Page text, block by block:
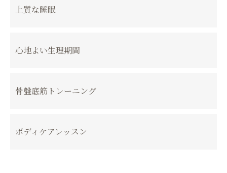
上質な睡眠
心地よい生理期間
骨盤底筋トレーニング
ボディケアレッスン